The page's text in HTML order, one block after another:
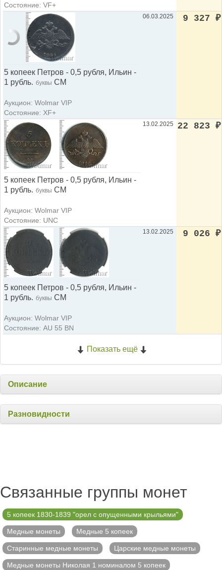
Состояние: VF+
5 копеек Петров - 0,5 рубля, Ильин -
1 рубль. буквы СМ
Аукцион: Wolmar VIP
Состояние: XF+
06.03.2025 9 327 ₽
5 копеек Петров - 0,5 рубля, Ильин -
1 рубль. буквы СМ
Аукцион: Wolmar VIP
Состояние: UNC
13.02.2025 22 823 ₽
5 копеек Петров - 0,5 рубля, Ильин -
1 рубль. буквы СМ
Аукцион: Wolmar VIP
Состояние: AU 55 BN
13.02.2025 9 026 ₽
Показать ещё
Описание
Разновидности
Связанные группы монет
5 копеек 1830-1839 "орел с опущенными крыльями"
Медные монеты Медные 5 копеек
Старинные медные монеты Царские медные монеты
Медные монеты Николая 1 номиналом 5 копеек